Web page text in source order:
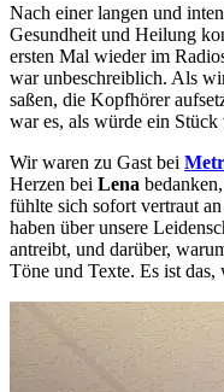
Nach einer langen und
Gesundheit und Heilung
ersten Mal wieder im
war unbeschreiblich. Als
saßen, die Kopfhörer
war es, als würde ein
Wir waren zu Gast bei
Herzen bei Lena
fühlte sich sofort vertraut
haben über unsere
antreibt, und darüber,
Töne und Texte. Es ist das,